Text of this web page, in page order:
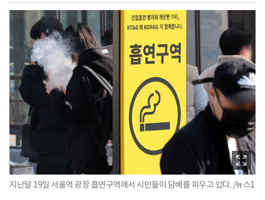
지난달 19일 서울역 광장 흡연구역에서 시민들이 담배를 피우고 있다. /뉴스1